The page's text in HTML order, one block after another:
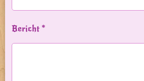
Bericht *